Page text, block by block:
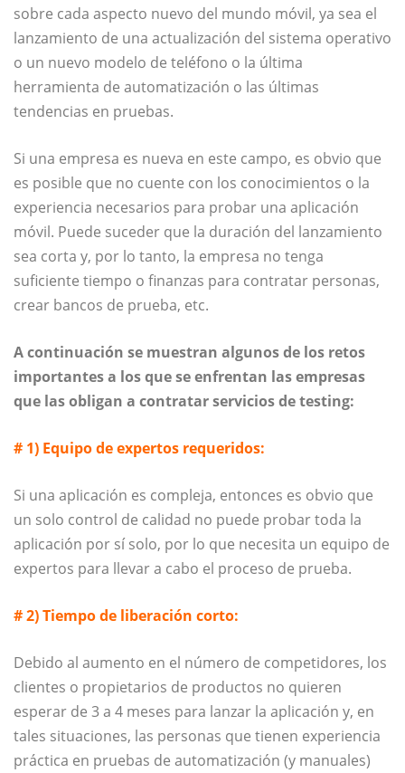
sobre cada aspecto nuevo del mundo móvil, ya sea el
lanzamiento de una actualización del sistema operativo
o un nuevo modelo de teléfono o la última
herramienta de automatización o las últimas
tendencias en pruebas.
Si una empresa es nueva en este campo, es obvio que
es posible que no cuente con los conocimientos o la
experiencia necesarios para probar una aplicación
móvil. Puede suceder que la duración del lanzamiento
sea corta y, por lo tanto, la empresa no tenga
suficiente tiempo o finanzas para contratar personas,
crear bancos de prueba, etc.
A continuación se muestran algunos de los retos
importantes a los que se enfrentan las empresas
que las obligan a contratar servicios de testing:
# 1) Equipo de expertos requeridos:
Si una aplicación es compleja, entonces es obvio que
un solo control de calidad no puede probar toda la
aplicación por sí solo, por lo que necesita un equipo de
expertos para llevar a cabo el proceso de prueba.
# 2) Tiempo de liberación corto:
Debido al aumento en el número de competidores, los
clientes o propietarios de productos no quieren
esperar de 3 a 4 meses para lanzar la aplicación y, en
tales situaciones, las personas que tienen experiencia
práctica en pruebas de automatización (y manuales)